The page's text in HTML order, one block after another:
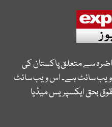
سے متعلق پاکستان کی
ویب سائٹ ہے۔ اس ویب سائٹ
بحق ایکسپریس میڈیا